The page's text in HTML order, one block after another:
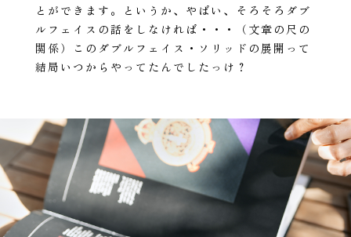
とができます。というか、やばい、そろそろダブ
ルフェイスの話をしなければ・・・（文章の尺の
関係）このダブルフェイス・ソリッドの展開って
結局いつからやってたんでしたっけ？